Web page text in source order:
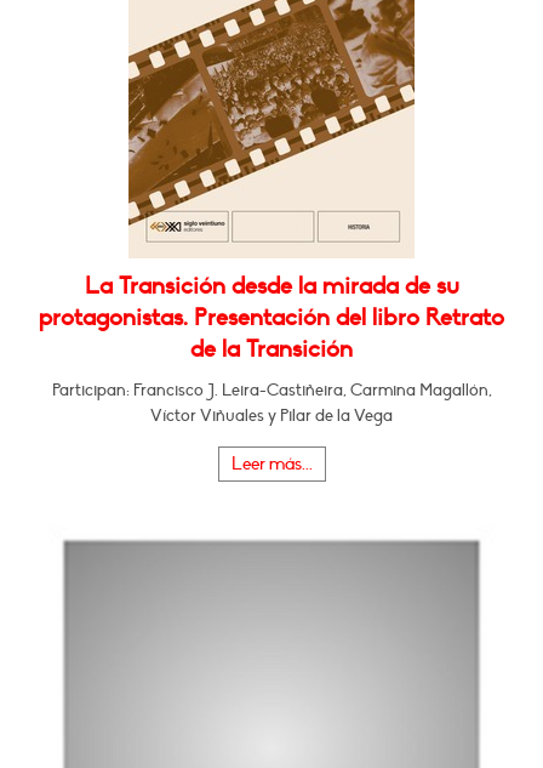
La Transición desde la mirada de su
protagonistas. Presentación del libro Retrato
de la Transición
Participan: Francisco J. Leira-Castiñeira, Carmina Magallón,
Víctor Viñuales y Pilar de la Vega
Leer más...